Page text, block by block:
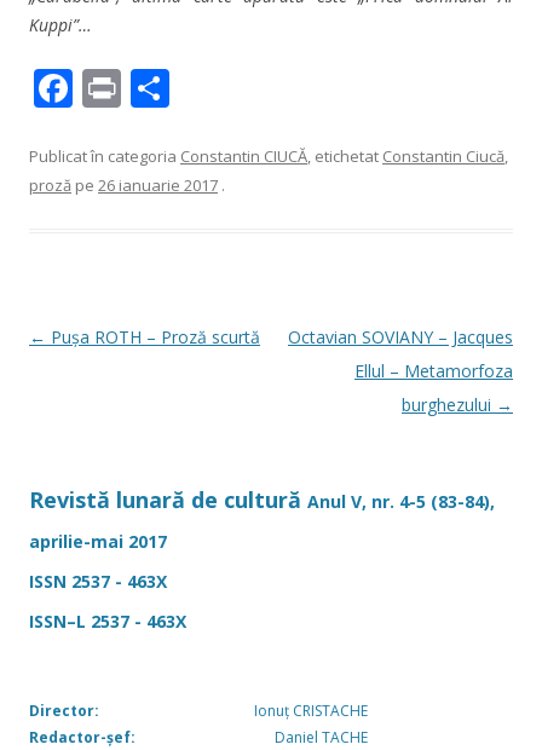
Kuppi”…
F
e
b
k
Pr
t ta
je
Publicat în categoria Constantin CIUCĂ, etichetat Constantin Ciucă,
proză pe 26 ianuarie 2017 .
Navigare
← Pușa ROTH – Proză scurtă
Octavian SOVIANY – Jacques
Ellul – Metamorfoza
burghezului →
Revistă lunară de cultură Anul V, nr. 4-5 (83-84),
aprilie-mai 2017
ISSN 2537 - 463X
ISSN–L 2537 - 463X
Director:
Ionuț CRISTACHE
Redactor-șef:
Daniel TACHE